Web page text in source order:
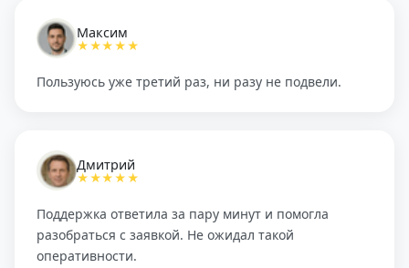
Максим
★★★★★
Пользуюсь уже третий раз, ни разу не подвели.
Дмитрий
★★★★★
Поддержка ответила за пару минут и помогла
разобраться с заявкой. Не ожидал такой
оперативности.